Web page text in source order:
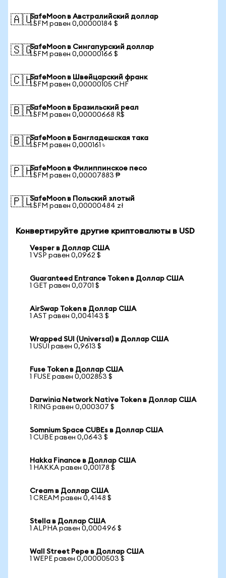
🇦🇺SafeMoon в Австралийский доллар
1 SFM равен 0,00000184 $
🇸🇬SafeMoon в Сингапурский доллар
1 SFM равен 0,00000166 $
🇨🇭SafeMoon в Швейцарский франк
1 SFM равен 0,00000105 CHF
🇧🇷SafeMoon в Бразильский реал
1 SFM равен 0,00000668 R$
🇧🇩SafeMoon в Бангладешская така
1 SFM равен 0,000161 ৳
🇵🇭SafeMoon в Филиппинское песо
1 SFM равен 0,00007883 ₱
🇵🇱SafeMoon в Польский злотый
1 SFM равен 0,00000484 zł
Конвертируйте другие криптовалюты в USD
Vesper в Доллар США
1 VSP равен 0,0962 $
Guaranteed Entrance Token в Доллар США
1 GET равен 0,0701 $
AirSwap Token в Доллар США
1 AST равен 0,004143 $
Wrapped SUI (Universal) в Доллар США
1 USUI равен 0,9613 $
Fuse Token в Доллар США
1 FUSE равен 0,002853 $
Darwinia Network Native Token в Доллар США
1 RING равен 0,000307 $
Somnium Space CUBEs в Доллар США
1 CUBE равен 0,0643 $
Hakka Finance в Доллар США
1 HAKKA равен 0,00178 $
Cream в Доллар США
1 CREAM равен 0,4148 $
Stella в Доллар США
1 ALPHA равен 0,000496 $
Wall Street Pepe в Доллар США
1 WEPE равен 0,00000503 $